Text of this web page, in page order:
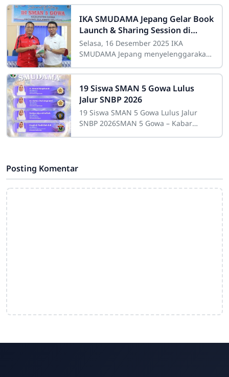
AustraliaSMAN 5 Gowa – Kebanggaan
luar biasa kembali
IKA SMUDAMA Jepang Gelar Book
Launch & Sharing Session di
SMAN 5 Gowa
Selasa, 16 Desember 2025 IKA
SMUDAMA Jepang menyelenggarakan
Session bertajuk “Yume Wo Oikakete
(Anak Gunung ke
19 Siswa SMAN 5 Gowa Lulus
Jalur SNBP 2026
19 Siswa SMAN 5 Gowa Lulus Jalur
SNBP 2026SMAN 5 Gowa – Kabar
Posting Komentar